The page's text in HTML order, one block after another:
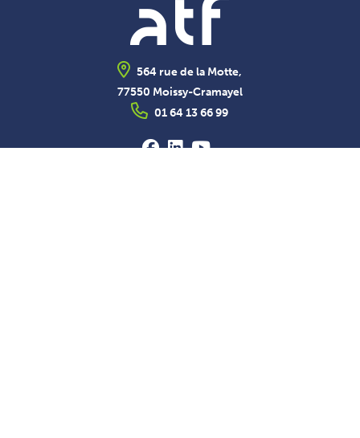
564 rue de la Motte,
77550 Moissy-Cramayel
01 64 13 66 99